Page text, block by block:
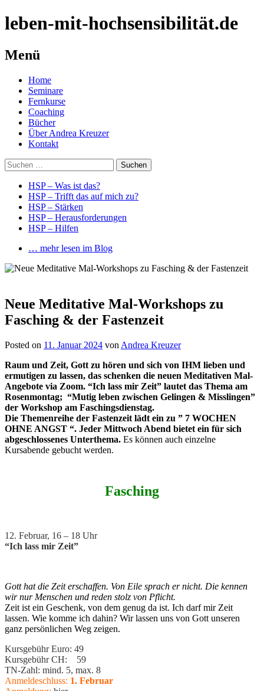
leben-mit-hochsensibilität.de
Menü
Springe
zum
Inhalt
Home
Seminare
Fernkurse
Coaching
Bücher
Über Andrea Kreuzer
Kontakt
Suchen
nach:
HSP – Was ist das?
HSP – Trifft das auf mich zu?
HSP – Stärken
HSP – Herausforderungen
HSP – Hilfen
… mehr lesen im Blog
Neue Meditative Mal-Workshops zu
Fasching & der Fastenzeit
Posted on 11. Januar 2024 von Andrea Kreuzer
Raum und Zeit, Gott zu hören und sich von IHM lieben und
ermutigen zu lassen, das schenken die neuen Meditativen Mal-
Angebote via Zoom. “Ich lass mir Zeit” lautet das Thema am
Rosenmontag; “Mutig leben zwischen Gelingen & Misslingen”
der Workshop am Faschingsdienstag.
Die Themenreihe der Fastenzeit lädt ein zu ” 7 WOCHEN
OHNE ANGST “. Jeder Mittwoch Abend bietet ein für sich
abgeschlossenes Unterthema. Es können auch einzelne
Kursabende gebucht werden.
Fasching
12. Februar, 16 – 18 Uhr
“Ich lass mir Zeit”
Gott hat die Zeit erschaffen. Von Eile sprach er nicht. Die kennen
wir nur Menschen und reden stolz von Pflicht.
Zeit ist ein Geschenk, von dem genug da ist. Ich darf mir Zeit
lassen. Wie komme ich dahin? Wir lassen uns von Gott unseren
ganz persönlichen Weg zeigen.
Kursgebühr Euro: 49
Kursgebühr CH: 59
TN-Zahl: mind. 5, max. 8
Anmeldeschluss: 1. Februar